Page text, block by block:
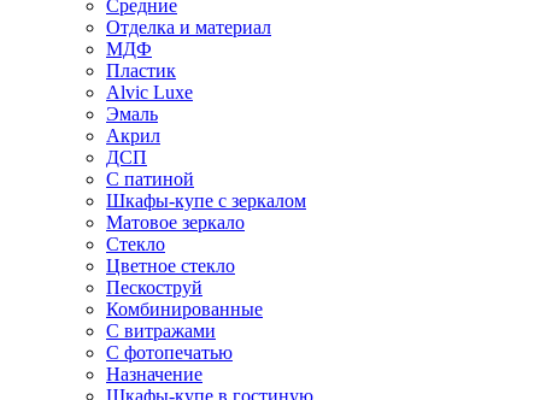
Средние
Отделка и материал
МДФ
Пластик
Alvic Luxe
Эмаль
Акрил
ДСП
С патиной
Шкафы-купе с зеркалом
Матовое зеркало
Стекло
Цветное стекло
Пескоструй
Комбинированные
С витражами
С фотопечатью
Назначение
Шкафы-купе в гостиную